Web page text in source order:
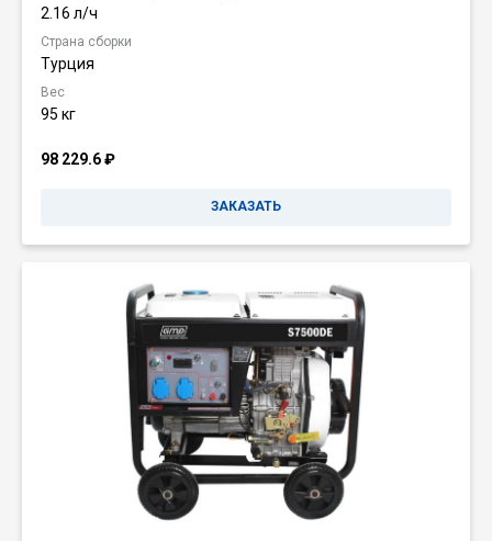
2.16 л/ч
Страна сборки
Турция
Вес
95 кг
98 229.6₽
ЗАКАЗАТЬ